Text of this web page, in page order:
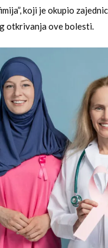
koji je okupio
otkrivanja ove bolesti.